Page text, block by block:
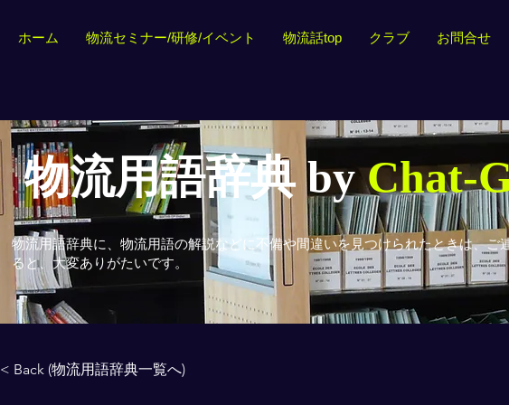
ホーム 物流セミナー/研修/イベント 物流話top クラブ お問合せ
物流用語辞典 byChat-
物流用語辞典に、物流用語の解説などに不備や間違いを見つけられたときは、ご
ると、大変ありがたいです。
< Back (物流用語辞典一覧へ)